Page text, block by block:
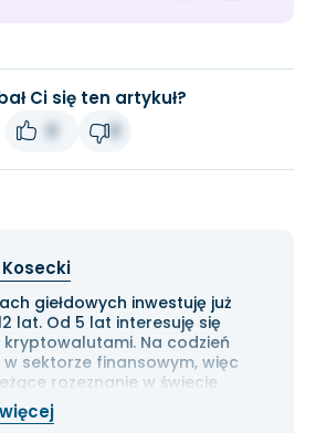
Ci się ten artykuł?
giełdowych inwestuję już
lat. Od 5 lat interesuję się
kryptowalutami. Na codzień
sektorze finansowym, więc
rozeznanie w świecie
i ekonomii. Cenię przede
solidną analizę